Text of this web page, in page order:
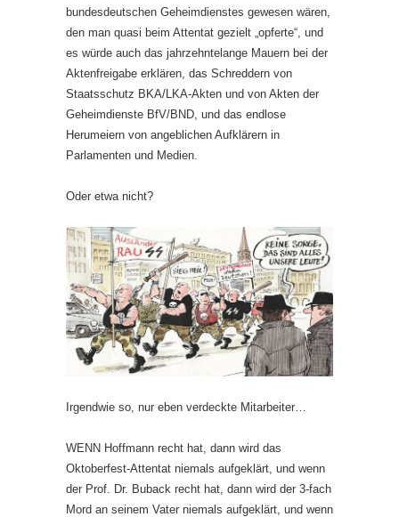
bundesdeutschen Geheimdienstes gewesen wären,
den man quasi beim Attentat gezielt „opferte“, und
es würde auch das jahrzehntelange Mauern bei der
Aktenfreigabe erklären, das Schreddern von
Staatsschutz BKA/LKA-Akten und von Akten der
Geheimdienste BfV/BND, und das endlose
Herumeiern von angeblichen Aufklärern in
Parlamenten und Medien.
Oder etwa nicht?
Irgendwie so, nur eben verdeckte Mitarbeiter…
WENN Hoffmann recht hat, dann wird das
Oktoberfest-Attentat niemals aufgeklärt, und wenn
der Prof. Dr. Buback recht hat, dann wird der 3-fach
Mord an seinem Vater niemals aufgeklärt, und wenn